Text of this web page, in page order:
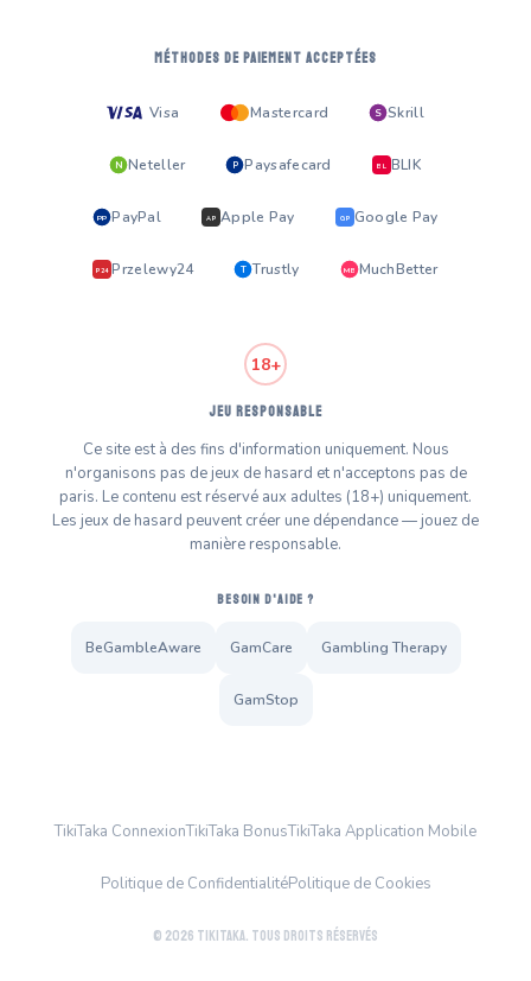
MÉTHODES DE PAIEMENT ACCEPTÉES
Visa Mastercard S Skrill
N Neteller P Paysafecard BL BLIK
PP PayPal AP Apple Pay GP Google Pay
P24 Przelewy24 T Trustly MB MuchBetter
18+
JEU RESPONSABLE
Ce site est à des fins d'information uniquement. Nous
n'organisons pas de jeux de hasard et n'acceptons pas de
paris. Le contenu est réservé aux adultes (18+) uniquement.
Les jeux de hasard peuvent créer une dépendance — jouez de
manière responsable.
BESOIN D'AIDE ?
BeGambleAware GamCare Gambling Therapy
GamStop
TikiTaka ConnexionTikiTaka BonusTikiTaka Application Mobile
Politique de ConfidentialitéPolitique de Cookies
© 2026 TikiTaka. Tous droits réservés